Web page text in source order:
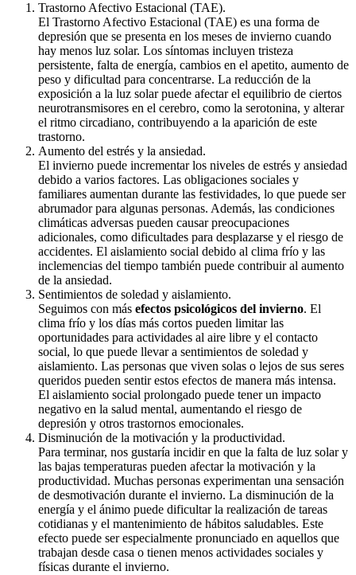
Trastorno Afectivo Estacional (TAE).
El Trastorno Afectivo Estacional (TAE) es una forma de
depresión que se presenta en los meses de invierno cuando
hay menos luz solar. Los síntomas incluyen tristeza
persistente, falta de energía, cambios en el apetito, aumento de
peso y dificultad para concentrarse. La reducción de la
exposición a la luz solar puede afectar el equilibrio de ciertos
neurotransmisores en el cerebro, como la serotonina, y alterar
el ritmo circadiano, contribuyendo a la aparición de este
trastorno.
Aumento del estrés y la ansiedad.
El invierno puede incrementar los niveles de estrés y ansiedad
debido a varios factores. Las obligaciones sociales y
familiares aumentan durante las festividades, lo que puede ser
abrumador para algunas personas. Además, las condiciones
climáticas adversas pueden causar preocupaciones
adicionales, como dificultades para desplazarse y el riesgo de
accidentes. El aislamiento social debido al clima frío y las
inclemencias del tiempo también puede contribuir al aumento
de la ansiedad.
Sentimientos de soledad y aislamiento.
Seguimos con más efectos psicológicos del invierno. El
clima frío y los días más cortos pueden limitar las
oportunidades para actividades al aire libre y el contacto
social, lo que puede llevar a sentimientos de soledad y
aislamiento. Las personas que viven solas o lejos de sus seres
queridos pueden sentir estos efectos de manera más intensa.
El aislamiento social prolongado puede tener un impacto
negativo en la salud mental, aumentando el riesgo de
depresión y otros trastornos emocionales.
Disminución de la motivación y la productividad.
Para terminar, nos gustaría incidir en que la falta de luz solar y
las bajas temperaturas pueden afectar la motivación y la
productividad. Muchas personas experimentan una sensación
de desmotivación durante el invierno. La disminución de la
energía y el ánimo puede dificultar la realización de tareas
cotidianas y el mantenimiento de hábitos saludables. Este
efecto puede ser especialmente pronunciado en aquellos que
trabajan desde casa o tienen menos actividades sociales y
físicas durante el invierno.